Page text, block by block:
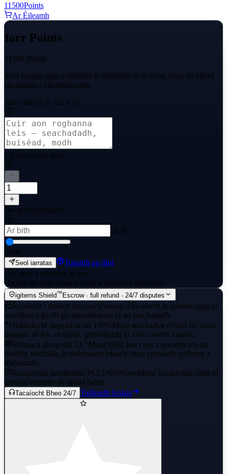
11500Points
Ar Éileamh
Iarr Points
11500 Points
Seol iarratas agus cuirfimid ár ndíoltóirí ar an eolas chun do chuid
riachtanas a chomhlíonadh.
Aon rud eile le cur leis?
Cé mhéad atá uait?
Do spriocphraghas
EUR
0500
Seol iarratas
Tosaigh ag díol
Conas a oibríonn sé seo
· Iarrfar ort síniú isteach chun d'iarratas a sheoladh.
igitems Shield™ Escrow · full refund · 24/7 disputes
Íocaíocht i dtaisce (escrow) Fanann d'íocaíocht le igitems agus ní
scaoiltear í go dtí go ndeimhníonn tú an seachadadh.
Ráthaíocht airgead ar ais 100%Mura seachadtar d'ordú nó mura
dtagann sé leis an liostú, gheobhaidh tú aisíocaíocht iomlán.
Réiteach díospóidí 24/7 Mura féidir leat ceist a réiteach leis an
díoltóir, tiocfaidh ár bhfoireann isteach chun cinneadh cothrom a
dhéanamh.
Íocaíochtaí deimhnithe PCI DSS Próiseáiltear íocaíochtaí cárta trí
gheataí criptithe de ghrád bainc.
Tacaíocht Bheo 24/7 Tuilleadh Eolais